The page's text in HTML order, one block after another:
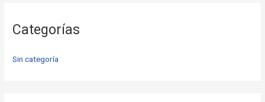
Categorías
Sin categoría